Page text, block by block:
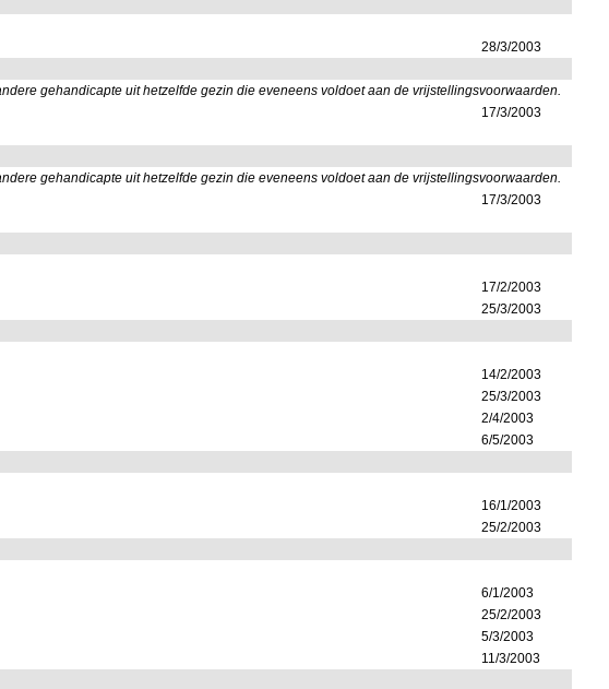
28/3/2003
gehandicapte uit hetzelfde gezin die eveneens voldoet aan de vrijstellingsvoorwaarden.
17/3/2003
gehandicapte uit hetzelfde gezin die eveneens voldoet aan de vrijstellingsvoorwaarden.
17/3/2003
17/2/2003
25/3/2003
14/2/2003
25/3/2003
2/4/2003
6/5/2003
16/1/2003
25/2/2003
6/1/2003
25/2/2003
5/3/2003
11/3/2003